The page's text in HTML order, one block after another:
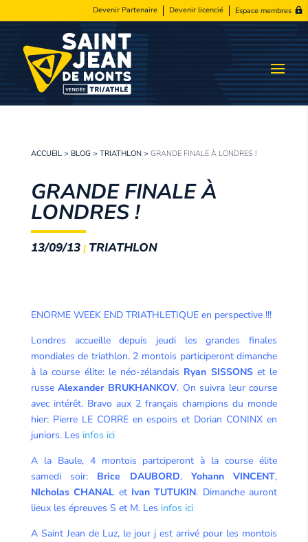
Devenir Partenaire Devenir licencié Espace membres
ACCUEIL> BLOG > TRIATHLON> GRANDE FINALE À LONDRES !
GRANDE FINALE À
LONDRES !
13/09/13| TRIATHLON
ENORME WEEK END TRIATHLETIQUE en perspective !!!
Londres accueille depuis jeudi les grandes finales
mondiales de triathlon. 2 montois participeront dimanche
à la course élite: le néo-zélandais Ryan SISSONSet le
russeAlexander BRUKHANKOV. On suivra leur course
avec intérêt. Bravo aux 2 français champions du monde
hier: Pierre LE CORRE en espoirs et Dorian CONINX en
juniors. Les infos ici
A la Baule, 4 montois partciperont à la course élite
samedi soir: Brice DAUBORD, Yohann VINCENT,
NIcholas CHANAL et Ivan TUTUKIN. Dimanche auront
lieux les épreuves S et M. Les infos ici
A Saint Jean de Luz, le jour j est arrivé pour les montois